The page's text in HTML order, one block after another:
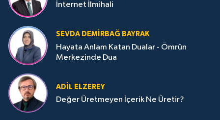
İnternet İlmihali
SEVDA DEMIRBAĞ BAYRAK
Hayata Anlam Katan Dualar - Ömrün
Merkezinde Dua
ADIL ELZEREY
Değer Üretmeyen İçerik Ne Üretir?